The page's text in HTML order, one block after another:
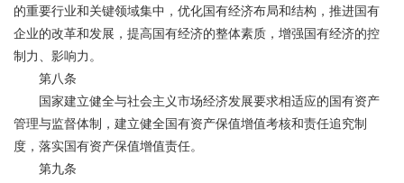
的重要行业和关键领域集中，优化国有经济布局和结构，推进国有
企业的改革和发展，提高国有经济的整体素质，增强国有经济的控
制力、影响力。
第八条
国家建立健全与社会主义市场经济发展要求相适应的国有资产
管理与监督体制，建立健全国有资产保值增值考核和责任追究制
度，落实国有资产保值增值责任。
第九条